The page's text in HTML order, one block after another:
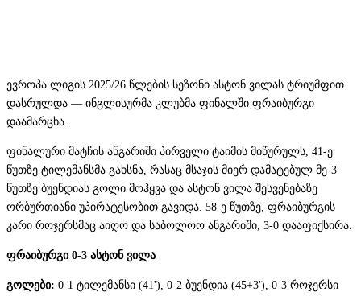
ევროპა ლიგის 2025/26 წლების სეზონი ასტონ ვილას ტრიუმფით
დასრულდა — ინგლისურმა კლუბმა ფინალში ფრაიბურგი
დაამარცხა.
ფინალური მატჩის ანგარიში პირველი ტაიმის მიწურულს, 41-ე
წუთზე ტილემანსმა გახსნა, რასაც მსაჯის მიერ დამატებულ მე-3
წუთზე ბუენდიას გოლი მოჰყვა და ასტონ ვილა შესვენებაზე
ორბურთიანი უპირატესობით გავიდა. 58-ე წუთზე, ფრაიბურგის
კარი როჯერსმაც აიღო და საბოლოო ანგარიში, 3-0 დააფიქსირა.
ფრაიბურგი 0-3 ასტონ ვილა
გოლები: 0-1 ტილემანსი (41'), 0-2 ბუენდია (45+3'), 0-3 როჯერსი